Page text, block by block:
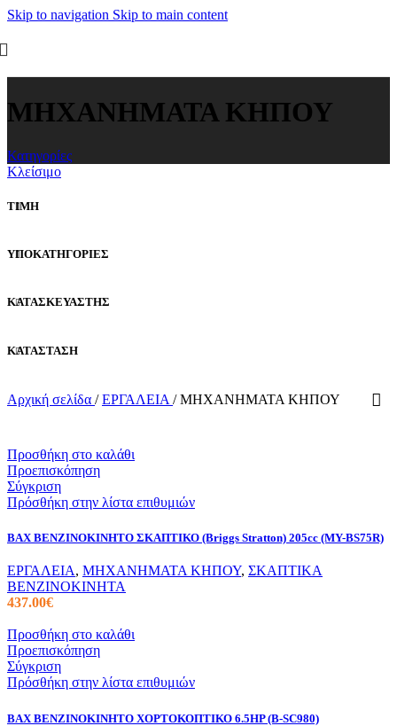
Skip to navigation Skip to main content
ΜΗΧΑΝΗΜΑΤΑ ΚΗΠΟΥ
Κατηγορίες
Κλείσιμο
ΤΙΜΗ
ΥΠΟΚΑΤΗΓΟΡΙΕΣ
ΚΑΤΑΣΚΕΥΑΣΤΗΣ
ΚΑΤΑΣΤΑΣΗ
Αρχική σελίδα / ΕΡΓΑΛΕΙΑ / ΜΗΧΑΝΗΜΑΤΑ ΚΗΠΟΥ
Προσθήκη στο καλάθι
Προεπισκόπηση
Σύγκριση
Πρόσθήκη στην λίστα επιθυμιών
BAX ΒΕΝΖΙΝΟΚΙΝΗΤΟ ΣΚΑΠΤΙΚΟ (Briggs Stratton) 205cc (MY-BS75R)
ΕΡΓΑΛΕΙΑ, ΜΗΧΑΝΗΜΑΤΑ ΚΗΠΟΥ, ΣΚΑΠΤΙΚΑ
ΒΕΝΖΙΝΟΚΙΝΗΤΑ
437.00€
Προσθήκη στο καλάθι
Προεπισκόπηση
Σύγκριση
Πρόσθήκη στην λίστα επιθυμιών
BAX ΒΕΝΖΙΝΟΚΙΝΗΤΟ ΧΟΡΤΟΚΟΠΤΙΚΟ 6.5ΗΡ (B-SC980)